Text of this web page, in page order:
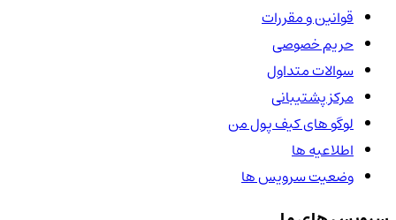
قوانین و مقررات
حریم خصوصی
سوالات متداول
مرکز پشتیبانی
لوگو های کیف پول من
اطلاعیه ها
وضعیت سرویس ها